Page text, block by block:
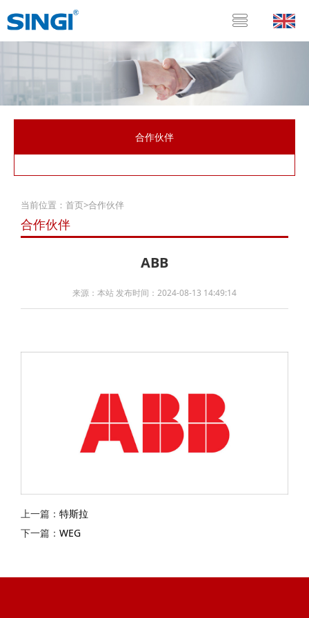
合作伙伴
当前位置： 首页>合作伙伴
合作伙伴
ABB
来源：本站 发布时间：2024-08-13 14:49:14
上一篇： 特斯拉
下一篇： WEG